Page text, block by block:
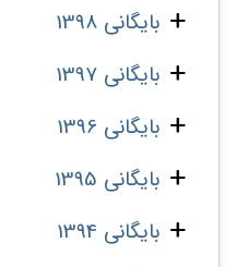
بایگانی 1398
بایگانی 1397
بایگانی 1396
بایگانی 1395
بایگانی 1394